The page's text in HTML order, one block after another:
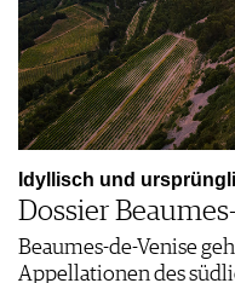
Idyllisch und
Dossier
Beaumes-de-Venise
Appellationen des